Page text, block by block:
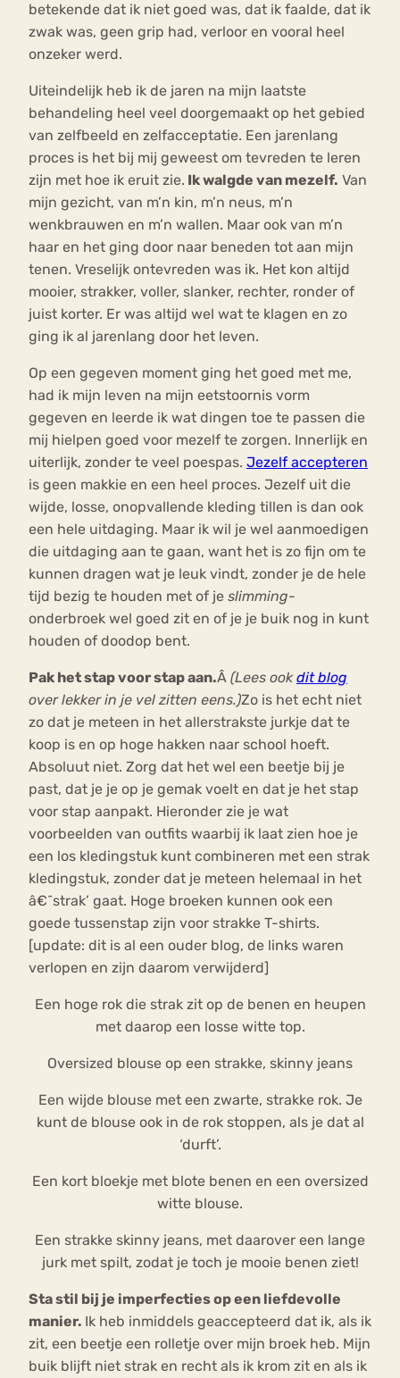
betekende dat ik niet goed was, dat ik faalde, dat ik
zwak was, geen grip had, verloor en vooral heel
onzeker werd.
Uiteindelijk heb ik de jaren na mijn laatste
behandeling heel veel doorgemaakt op het gebied
van zelfbeeld en zelfacceptatie. Een jarenlang
proces is het bij mij geweest om tevreden te leren
zijn met hoe ik eruit zie. Ik walgde van mezelf. Van
mijn gezicht, van m’n kin, m’n neus, m’n
wenkbrauwen en m’n wallen. Maar ook van m’n
haar en het ging door naar beneden tot aan mijn
tenen. Vreselijk ontevreden was ik. Het kon altijd
mooier, strakker, voller, slanker, rechter, ronder of
juist korter. Er was altijd wel wat te klagen en zo
ging ik al jarenlang door het leven.
Op een gegeven moment ging het goed met me,
had ik mijn leven na mijn eetstoornis vorm
gegeven en leerde ik wat dingen toe te passen die
mij hielpen goed voor mezelf te zorgen. Innerlijk en
uiterlijk, zonder te veel poespas. Jezelf accepteren
is geen makkie en een heel proces. Jezelf uit die
wijde, losse, onopvallende kleding tillen is dan ook
een hele uitdaging. Maar ik wil je wel aanmoedigen
die uitdaging aan te gaan, want het is zo fijn om te
kunnen dragen wat je leuk vindt, zonder je de hele
tijd bezig te houden met of je slimming-
onderbroek wel goed zit en of je je buik nog in kunt
houden of doodop bent.
Pak het stap voor stap aan.Â (Lees ook dit blog
over lekker in je vel zitten eens.)Zo is het echt niet
zo dat je meteen in het allerstrakste jurkje dat te
koop is en op hoge hakken naar school hoeft.
Absoluut niet. Zorg dat het wel een beetje bij je
past, dat je je op je gemak voelt en dat je het stap
voor stap aanpakt. Hieronder zie je wat
voorbeelden van outfits waarbij ik laat zien hoe je
een los kledingstuk kunt combineren met een strak
kledingstuk, zonder dat je meteen helemaal in het
â€˜strak’ gaat. Hoge broeken kunnen ook een
goede tussenstap zijn voor strakke T-shirts.
[update: dit is al een ouder blog, de links waren
verlopen en zijn daarom verwijderd]
Een hoge rok die strak zit op de benen en heupen
met daarop een losse witte top.
Oversized blouse op een strakke, skinny jeans
Een wijde blouse met een zwarte, strakke rok. Je
kunt de blouse ook in de rok stoppen, als je dat al
‘durft’.
Een kort bloekje met blote benen en een oversized
witte blouse.
Een strakke skinny jeans, met daarover een lange
jurk met spilt, zodat je toch je mooie benen ziet!
Sta stil bij je imperfecties op een liefdevolle
manier. Ik heb inmiddels geaccepteerd dat ik, als ik
zit, een beetje een rolletje over mijn broek heb. Mijn
buik blijft niet strak en recht als ik krom zit en als ik